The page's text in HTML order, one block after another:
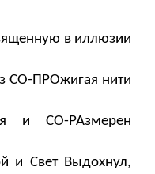
в иллюзии
СО-ПРОжигая нити
и СО-РАзмерен
и Свет Выдохнул,